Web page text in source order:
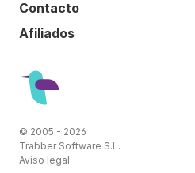
Contacto
Afiliados
© 2005 - 2026
Trabber Software S.L.
Aviso legal